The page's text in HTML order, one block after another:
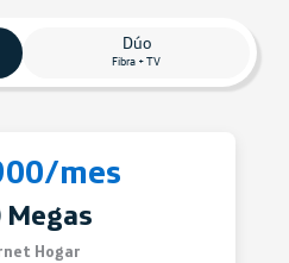
Dúo
Fibra + TV
mes
Megas
Hogar